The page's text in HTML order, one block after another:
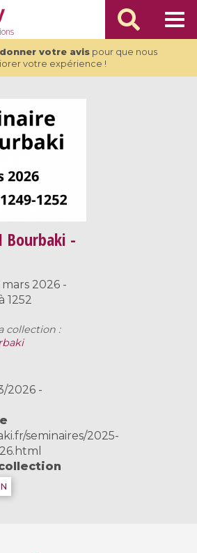
donner votre avispour que nous
votre expérience !
Bourbaki -
2026 -
1252
collection :
2026 -
seminaires/2025-